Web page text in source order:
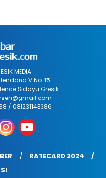
MEDIA
V No. 15
Sidayu Gresik
/ 081231143386
RATECARD 2024